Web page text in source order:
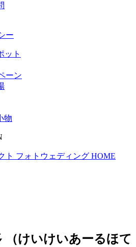
ー
ット
ーン
物
ト フォトウェディング HOME
（けいけいあーるほて